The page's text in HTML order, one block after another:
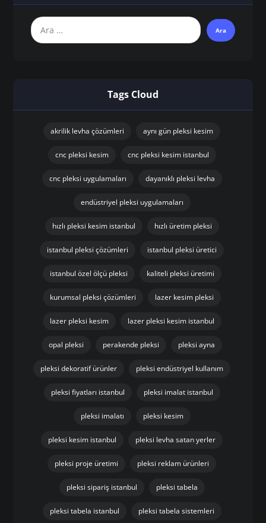
Tags Cloud
akrilik levha çözümleri aynı gün pleksi kesim
cnc pleksi kesim cnc pleksi kesim istanbul
cnc pleksi uygulamaları dayanıklı pleksi levha
endüstriyel pleksi uygulamaları
hızlı pleksi kesim istanbul hızlı üretim pleksi
istanbul pleksi çözümleri istanbul pleksi üretici
istanbul özel ölçü pleksi kaliteli pleksi üretimi
kurumsal pleksi çözümleri lazer kesim pleksi
lazer pleksi kesim lazer pleksi kesim istanbul
opal pleksi perakende pleksi pleksi ayna
pleksi dekoratif ürünler pleksi endüstriyel kullanım
pleksi fiyatları istanbul pleksi imalat istanbul
pleksi imalatı pleksi kesim
pleksi kesim istanbul pleksi levha satan yerler
pleksi proje üretimi pleksi reklam ürünleri
pleksi sipariş istanbul pleksi tabela
pleksi tabela istanbul pleksi tabela sistemleri